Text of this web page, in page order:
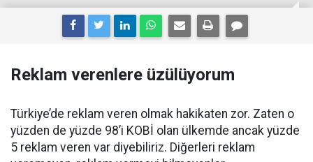
Reklam verenlere üzülüyorum
Türkiye’de reklam veren olmak hakikaten zor. Zaten o
yüzden de yüzde 98’i KOBİ olan ülkemde ancak yüzde
5 reklam veren var diyebiliriz. Diğerleri reklam